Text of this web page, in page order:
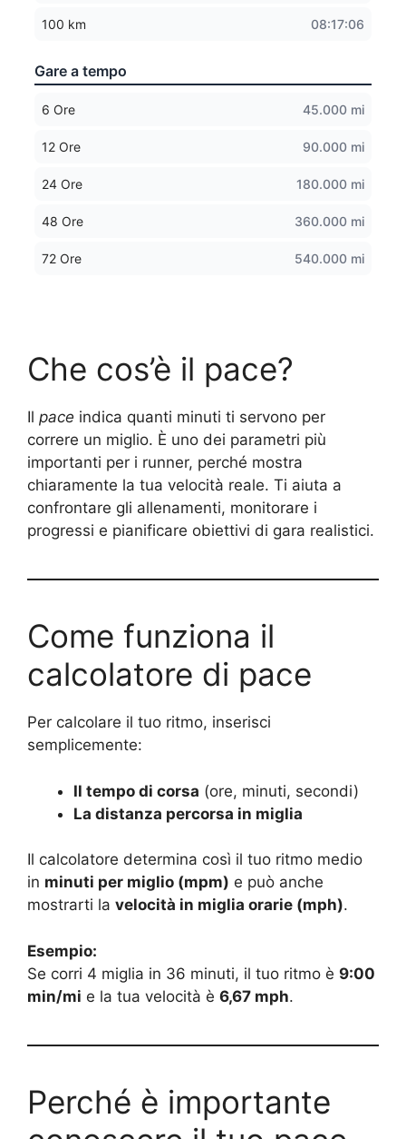
100 km 08:17:06
Gare a tempo
6 Ore 45.000 mi
12 Ore 90.000 mi
24 Ore 180.000 mi
48 Ore 360.000 mi
72 Ore 540.000 mi
Che cos’è il pace?
Il pace indica quanti minuti ti servono per
correre un miglio. È uno dei parametri più
importanti per i runner, perché mostra
chiaramente la tua velocità reale. Ti aiuta a
confrontare gli allenamenti, monitorare i
progressi e pianificare obiettivi di gara realistici.
Come funziona il
calcolatore di pace
Per calcolare il tuo ritmo, inserisci
semplicemente:
Il tempo di corsa (ore, minuti, secondi)
La distanza percorsa in miglia
Il calcolatore determina così il tuo ritmo medio
in minuti per miglio (mpm) e può anche
mostrarti la velocità in miglia orarie (mph).
Esempio:
Se corri 4 miglia in 36 minuti, il tuo ritmo è 9:00
min/mi e la tua velocità è 6,67 mph.
Perché è importante